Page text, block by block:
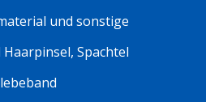
und sonstige
Spachtel